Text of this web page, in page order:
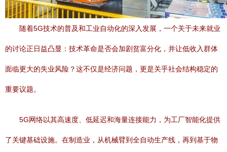
随着5G技术的普及和工业自动化的深入发展，一个关于未来就业
的讨论正日益凸显：技术革命是否会加剧贫富分化，并让低收入群体
面临更大的失业风险？这不仅是经济问题，更是关乎社会结构稳定的
重要议题。
5G网络以其高速度、低延迟和海量连接能力，为工厂智能化提供
了关键基础设施。在制造业，从机械臂到全自动生产线，再到基于物